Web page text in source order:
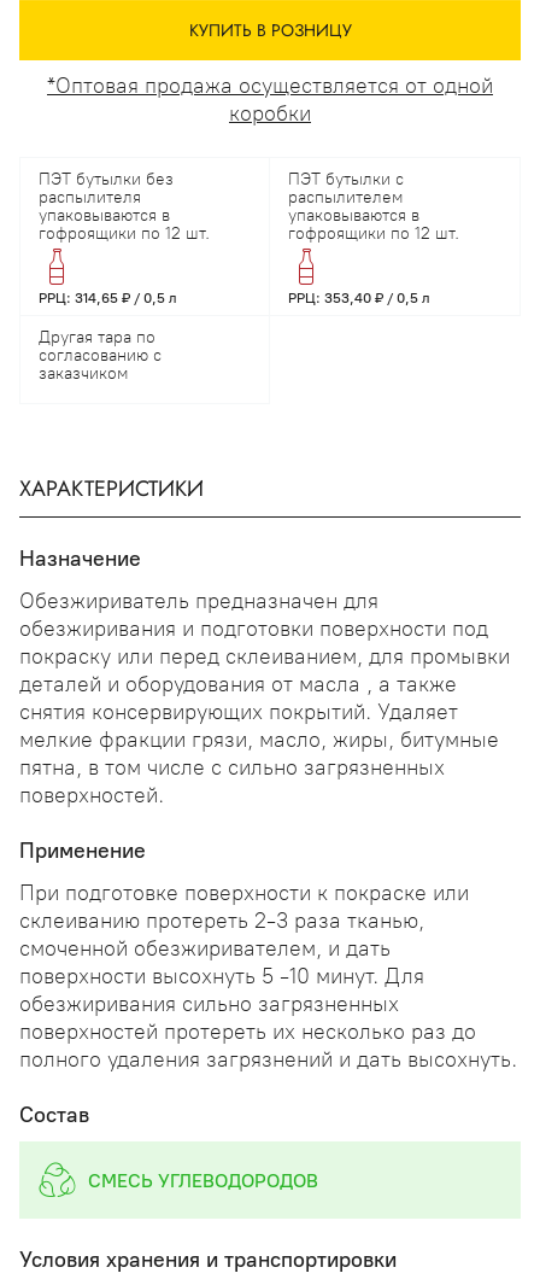
ХАРАКТЕРИСТИКИ
Назначение
Обезжириватель предназначен для
обезжиривания и подготовки поверхности под
покраску или перед склеиванием, для промывки
деталей и оборудования от масла , а также
снятия консервирующих покрытий. Удаляет
мелкие фракции грязи, масло, жиры, битумные
пятна, в том числе с сильно загрязненных
поверхностей.
Применение
При подготовке поверхности к покраске или
склеиванию протереть 2-3 раза тканью,
смоченной обезжиривателем, и дать
поверхности высохнуть 5 -10 минут. Для
обезжиривания сильно загрязненных
поверхностей протереть их несколько раз до
полного удаления загрязнений и дать высохнуть.
Состав
СМЕСЬ УГЛЕВОДОРОДОВ
Условия хранения и транспортировки
КУПИТЬ В РОЗНИЦУ
*Оптовая продажа осуществляется от одной
коробки
ПЭТ бутылки без
распылителя
упаковываются в
гофроящики по 12 шт.
РРЦ: 314,65 ₽ / 0,5 л
ПЭТ бутылки с
распылителем
упаковываются в
гофроящики по 12 шт.
РРЦ: 353,40 ₽ / 0,5 л
Другая тара по
согласованию с
заказчиком